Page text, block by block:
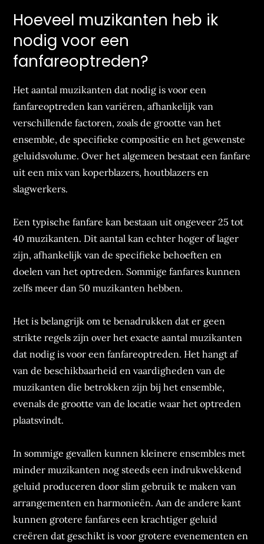
Hoeveel muzikanten heb ik
nodig voor een
fanfareoptreden?
Het aantal muzikanten dat nodig is voor een
fanfareoptreden kan variëren, afhankelijk van
verschillende factoren, zoals de grootte van het
ensemble, de specifieke compositie en het gewenste
geluidsvolume. Over het algemeen bestaat een fanfare
uit een mix van koperblazers, houtblazers en
slagwerkers.
Een typische fanfare kan bestaan uit ongeveer 25 tot
40 muzikanten. Dit aantal kan echter hoger of lager
zijn, afhankelijk van de specifieke behoeften en
doelen van het optreden. Sommige fanfares kunnen
zelfs meer dan 50 muzikanten hebben.
Het is belangrijk om te benadrukken dat er geen
strikte regels zijn over het exacte aantal muzikanten
dat nodig is voor een fanfareoptreden. Het hangt af
van de beschikbaarheid en vaardigheden van de
muzikanten die betrokken zijn bij het ensemble,
evenals de grootte van de locatie waar het optreden
plaatsvindt.
In sommige gevallen kunnen kleinere ensembles met
minder muzikanten nog steeds een indrukwekkend
geluid produceren door slim gebruik te maken van
arrangementen en harmonieën. Aan de andere kant
kunnen grotere fanfares een krachtiger geluid
creëren dat geschikt is voor grotere evenementen en